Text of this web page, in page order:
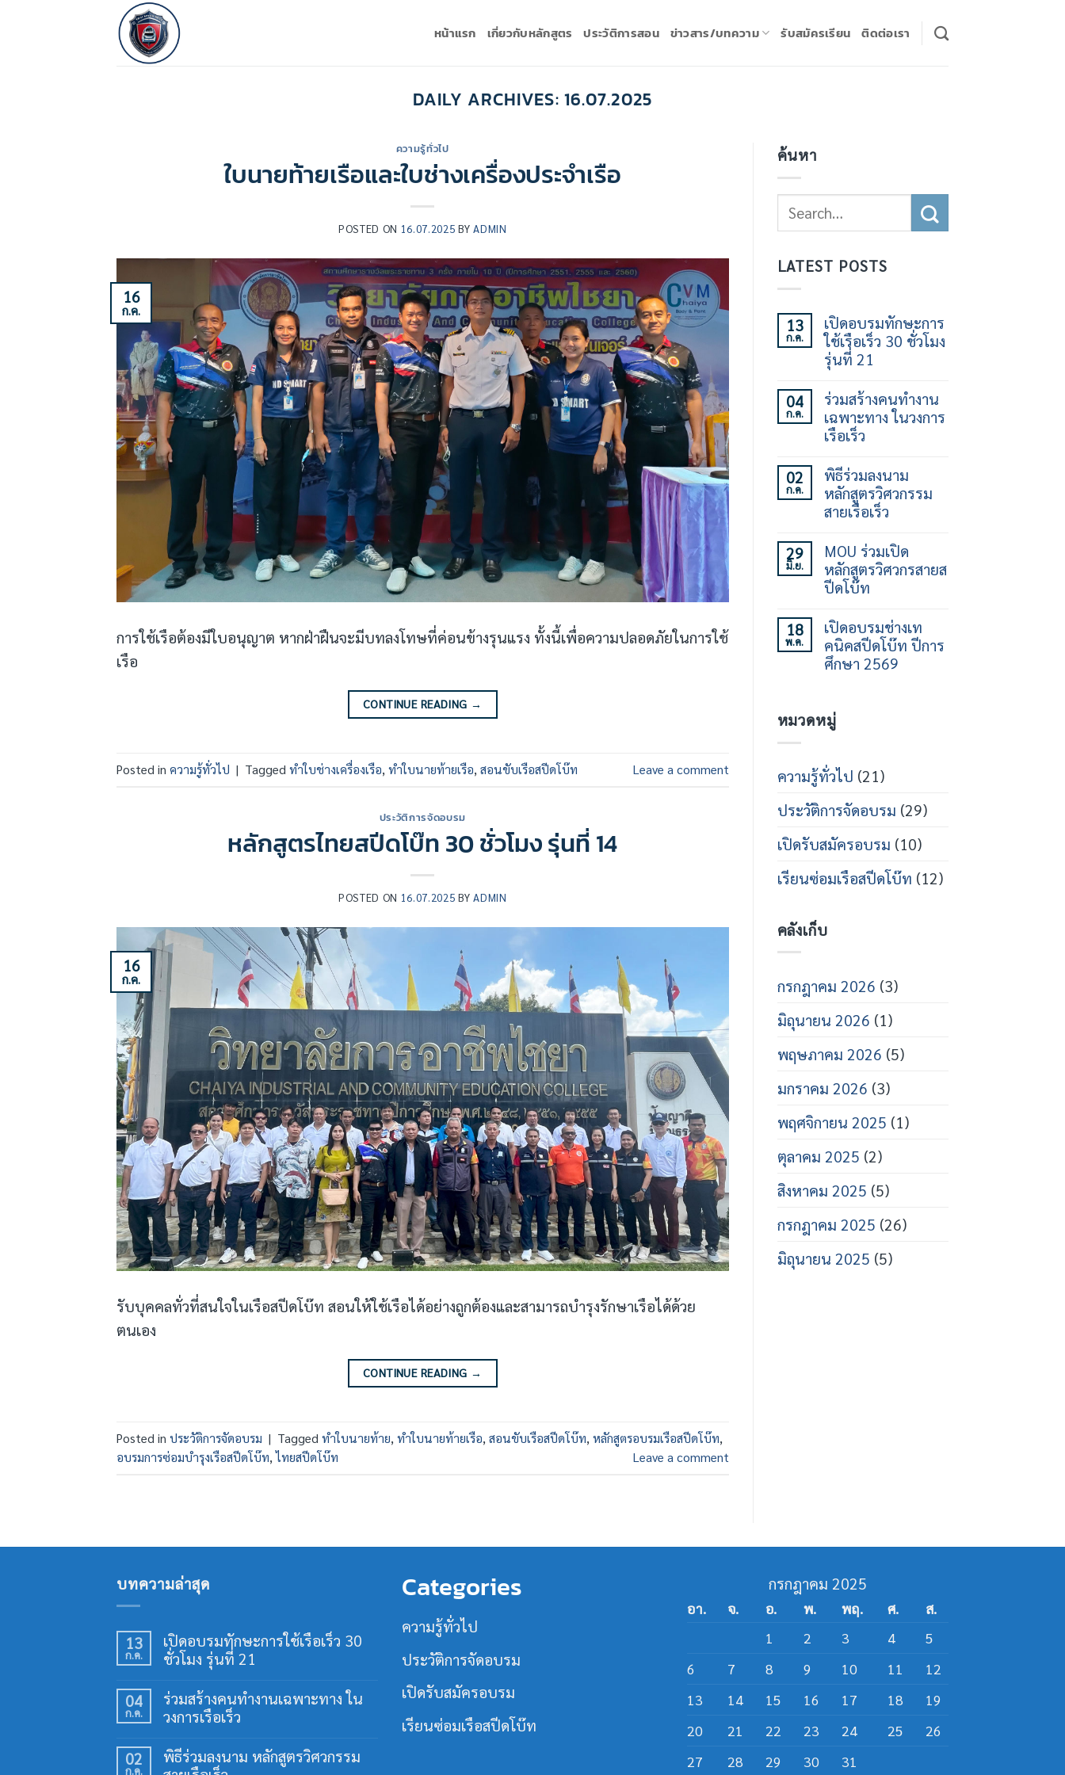
หน้าแรก เกี่ยวกับหลักสูตร ประวัติการสอน ข่าวสาร/บทความ รับสมัครเรียน ติดต่อเรา
DAILY ARCHIVES: 16.07.2025
ความรู้ทั่วไป
ใบนายท้ายเรือและใบช่างเครื่องประจำเรือ
POSTED ON 16.07.2025 BYADMIN
16
ก.ค.
การใช้เรือต้องมีใบอนุญาต หากฝ่าฝืนจะมีบทลงโทษที่ค่อนข้างรุนแรง ทั้งนี้เพื่อความปลอดภัยในการใช้
เรือ
CONTINUE READING →
Posted in ความรู้ทั่วไป | Tagged ทำใบช่างเครื่องเรือ, ทำใบนายท้ายเรือ, สอนขับเรือสปีดโบ๊ท Leave a comment
ประวัติการจัดอบรม
หลักสูตรไทยสปีดโบ๊ท 30 ชั่วโมง รุ่นที่ 14
POSTED ON 16.07.2025 BYADMIN
16
ก.ค.
รับบุคคลทั่วที่สนใจในเรือสปีดโบ๊ท สอนให้ใช้เรือได้อย่างถูกต้องและสามารถบำรุงรักษาเรือได้ด้วย
ตนเอง
CONTINUE READING →
Posted in ประวัติการจัดอบรม | Tagged ทำใบนายท้าย, ทำใบนายท้ายเรือ, สอนขับเรือสปีดโบ๊ท, หลักสูตรอบรมเรือสปีดโบ๊ท,
อบรมการซ่อมบำรุงเรือสปีดโบ๊ท,ไทยสปีดโบ๊ท Leave a comment
ค้นหา
LATEST POSTS
13
ก.ค.
เปิดอบรมทักษะการ
ใช้เรือเร็ว 30 ชั่วโมง
รุ่นที่ 21
ความ
เห็น
บน
เปิด
อบรม
การ
ใช้
เรือ
เร็ว
30
ที่
21
04
ก.ค.
ร่วมสร้างคนทำงาน
เฉพาะทาง ในวงการ
เรือเร็ว
ความ
เห็น
บน
ร่วม
สร้าง
เฉพาะ
ทาง
ใน
วงการ
เร็ว
02
ก.ค.
พิธีร่วมลงนาม
หลักสูตรวิศวกรรม
สายเรือเร็ว
เห็น
บน
พิธี
ร่วม
นาม
หลักสูตร
วิศวกรรม
สาย
เรือ
29
มิ.ย.
MOU ร่วมเปิด
หลักสูตรวิศวกรสายส
ปีดโบ๊ท
ความ
เห็น
บน
MOU
ร่วม
กร
สาย
โบ๊ท
18
พ.ค.
เปิดอบรมช่างเท
คนิคสปีดโบ๊ท ปีการ
ศึกษา 2569
บน
เปิด
เท
คนิคส
โบ๊ท
ปี
ศึกษา
หมวดหมู่
ความรู้ทั่วไป (21)
ประวัติการจัดอบรม (29)
เปิดรับสมัครอบรม (10)
เรียนซ่อมเรือสปีดโบ๊ท (12)
คลังเก็บ
กรกฎาคม 2026 (3)
มิถุนายน 2026 (1)
พฤษภาคม 2026 (5)
มกราคม 2026 (3)
พฤศจิกายน 2025 (1)
ตุลาคม 2025 (2)
สิงหาคม 2025 (5)
กรกฎาคม 2025 (26)
มิถุนายน 2025 (5)
บทความล่าสุด
13
ก.ค.
เปิดอบรมทักษะการใช้เรือเร็ว 30
ชั่วโมง รุ่นที่ 21
ความ
เห็น
บน
เปิด
ทักษะ
การ
04
ก.ค.
ร่วมสร้างคนทำงานเฉพาะทาง ใน
วงการเรือเร็ว
ความ
เห็น
บน
02
ก.ค.
พิธีร่วมลงนาม หลักสูตรวิศวกรรม
Categories
ความรู้ทั่วไป
ประวัติการจัดอบรม
เปิดรับสมัครอบรม
เรียนซ่อมเรือสปีดโบ๊ท
กรกฎาคม 2025
อา. จ. อ. พ. พฤ. ศ.
ส.
1
2 3 4
5
6
7 8 9 10 11
12
13
14 15 16 17 18
19
20
21 22 23 24 25
26
27
28 29 30 31